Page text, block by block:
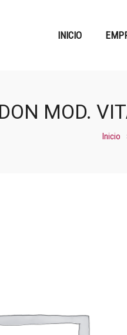
INICIO
MOD.
Inicio